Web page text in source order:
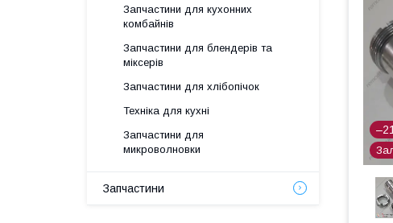
Запчастини для кухонних
комбайнів
Запчастини для блендерів та
міксерів
Запчастини для хлібопічок
Техніка для кухні
Запчастини для
микроволновки
Запчастини